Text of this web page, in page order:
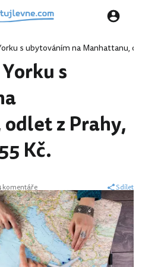
s ubytováním na Manhattanu,
s
z Prahy,
Kč.
komentáře Sdílet